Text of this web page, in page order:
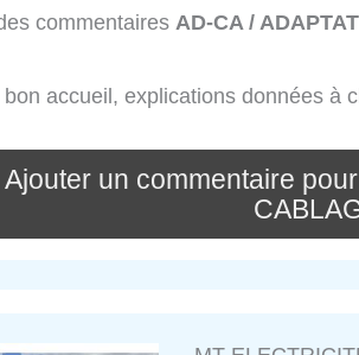
commentaires AD-CA /
bon accueil, explications données à
Ajouter un commentaire